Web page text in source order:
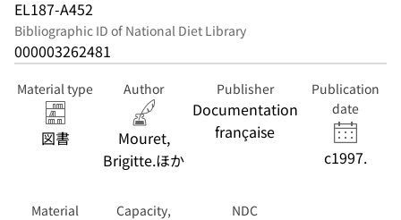
Denieuil.
(Collection
Prospective,
formation,
EL187-A452
Bibliographic ID of National Diet Library
000003262481
Material type
図書
Author
Mouret,
Brigitte.ほか
Publisher
Documentation
française
Publication
date
c1997.
Material
Capacity,
NDC